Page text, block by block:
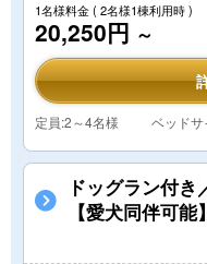
1名様料金( 2名様1棟利用時 )
20,250円 ～
定員:2～4名様 ベッド
ドッグラン付
【愛犬同伴可能】